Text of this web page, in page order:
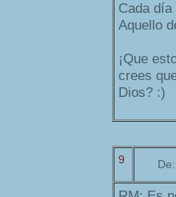
Cada
Aquello
¡Que
crees
Dios? :)
9 De: